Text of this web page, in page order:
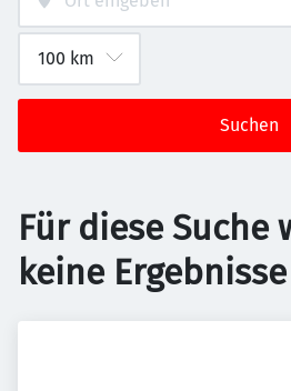
Suchen
Für diese Suche
keine